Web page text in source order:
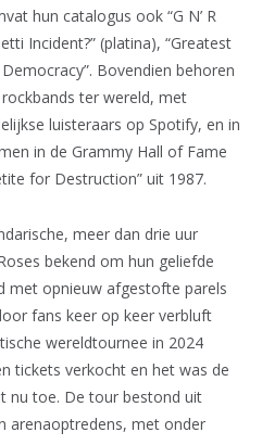
hun catalogus ook “G N’ R
Incident?” (platina), “Greatest
Bovendien behoren
ter wereld, met
luisteraars op Spotify, en in
in de Grammy Hall of Fame
for Destruction” uit 1987.
meer dan drie uur
bekend om hun geliefde
met opnieuw afgestofte parels
fans keer op keer verbluft
wereldtournee in 2024
tickets verkocht en het was de
nu toe. De tour bestond uit
arenaoptredens, met onder